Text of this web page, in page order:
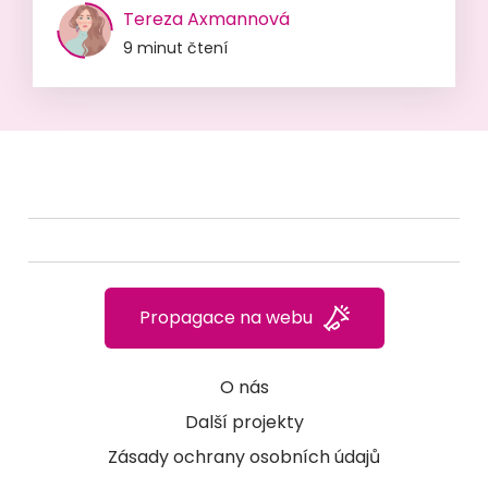
Tereza Axmannová
9 minut čtení
O nás
Další projekty
Zásady ochrany osobních údajů
Propagace na webu